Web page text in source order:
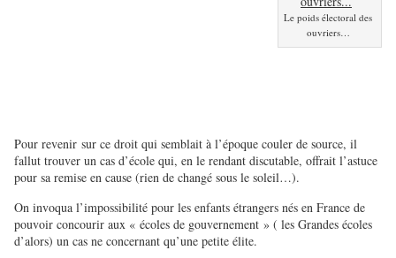
Le poids électoral des
ouvriers…
Pour revenir sur ce droit qui semblait à l’époque couler de source, il
fallut trouver un cas d’école qui, en le rendant discutable, offrait l’astuce
pour sa remise en cause (rien de changé sous le soleil…).
On invoqua l’impossibilité pour les enfants étrangers nés en France de
pouvoir concourir aux « écoles de gouvernement » ( les Grandes écoles
d’alors) un cas ne concernant qu’une petite élite.